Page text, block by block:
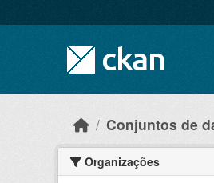
Conjuntos de
Organizações